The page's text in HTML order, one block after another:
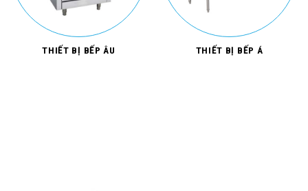
THIẾT BỊ BẾP ÂU THIẾT BỊ BẾP Á